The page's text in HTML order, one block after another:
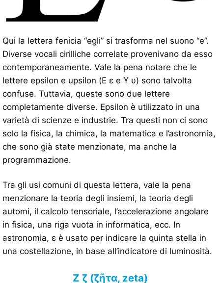
Qui la lettera fenicia “egli” si trasforma nel suono “e”.
Diverse vocali cirilliche correlate provenivano da esso
contemporaneamente. Vale la pena notare che le
lettere epsilon e upsilon (Ε ε e ϒ υ) sono talvolta
confuse. Tuttavia, queste sono due lettere
completamente diverse. Epsilon è utilizzato in una
varietà di scienze e industrie. Tra questi non ci sono
solo la fisica, la chimica, la matematica e l’astronomia,
che sono già state menzionate, ma anche la
programmazione.
Tra gli usi comuni di questa lettera, vale la pena
menzionare la teoria degli insiemi, la teoria degli
automi, il calcolo tensoriale, l’accelerazione angolare
in fisica, una riga vuota in informatica, ecc. In
astronomia, ε è usato per indicare la quinta stella in
una costellazione, in base all’indicatore di luminosità.
Ζ ζ (ζῆτα, zeta)